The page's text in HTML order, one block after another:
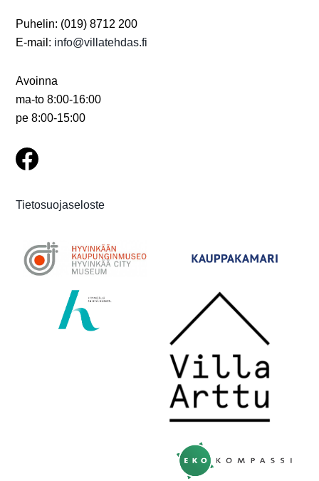
Puhelin: (019) 8712 200
E-mail: info@villatehdas.fi
Avoinna
ma-to 8:00-16:00
pe 8:00-15:00
Tietosuojaseloste